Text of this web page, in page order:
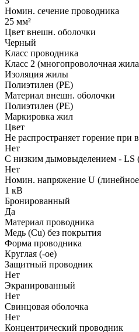
Номин. сечение проводника
25 мм²
Цвет внешн. оболочки
Черный
Класс проводника
Класс 2 (многопроволочная
Изоляция жилы
Полиэтилен (PE)
Материал внешн. оболочки
Полиэтилен (PE)
Маркировка жил
Цвет
Не распространяет горение при
Нет
С низким дымовыделением -
Нет
Номин. напряжение U
1 кВ
Бронированный
Да
Материал проводника
Медь (Cu) без покрытия
Форма проводника
Круглая (-ое)
Защитный проводник
Нет
Экранированный
Нет
Свинцовая оболочка
Нет
Концентрический проводник